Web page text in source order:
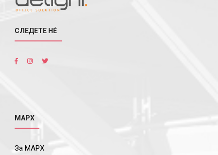
СЛЕДЕТЕ НÉ
МАРХ
За МАРХ